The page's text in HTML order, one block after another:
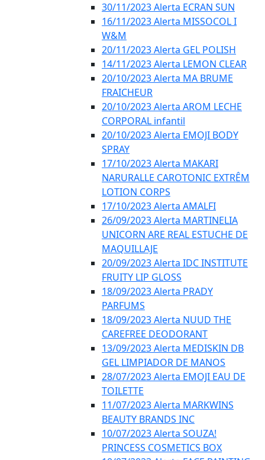
30/11/2023 Alerta ECRAN SUN
16/11/2023 Alerta MISSOCOL I
W&M
20/11/2023 Alerta GEL POLISH
14/11/2023 Alerta LEMON CLEAR
20/10/2023 Alerta MA BRUME
FRAICHEUR
20/10/2023 Alerta AROM LECHE
CORPORAL infantil
20/10/2023 Alerta EMOJI BODY
SPRAY
17/10/2023 Alerta MAKARI
NARURALLE CAROTONIC EXTRÊM
LOTION CORPS
17/10/2023 Alerta AMALFI
26/09/2023 Alerta MARTINELIA
UNICORN ARE REAL ESTUCHE DE
MAQUILLAJE
20/09/2023 Alerta IDC INSTITUTE
FRUITY LIP GLOSS
18/09/2023 Alerta PRADY
PARFUMS
18/09/2023 Alerta NUUD THE
CAREFREE DEODORANT
13/09/2023 Alerta MEDISKIN DB
GEL LIMPIADOR DE MANOS
28/07/2023 Alerta EMOJI EAU DE
TOILETTE
11/07/2023 Alerta MARKWINS
BEAUTY BRANDS INC
10/07/2023 Alerta SOUZA!
PRINCESS COSMETICS BOX